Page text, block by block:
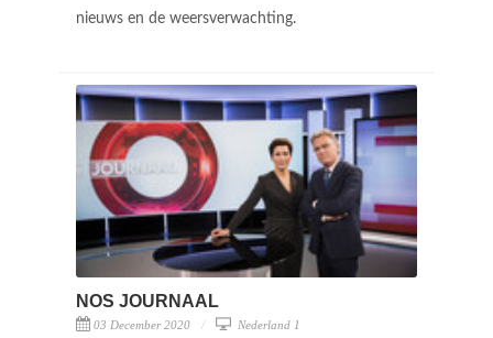
nieuws en de weersverwachting.
NOS JOURNAAL
03 December 2020 Nederland 1